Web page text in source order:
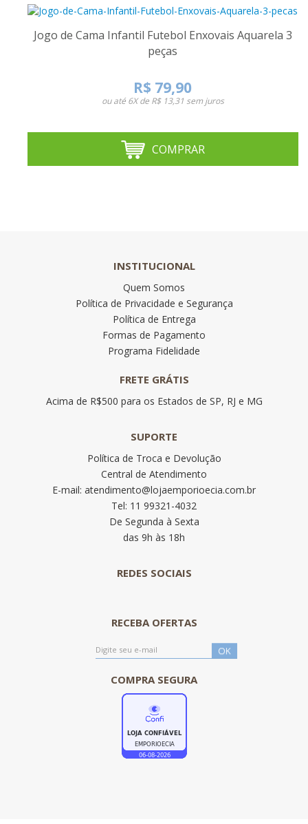
Jogo de Cama Infantil Futebol Enxovais Aquarela 3
peças
R$ 79,90
ou até6X de R$ 13,31 sem juros
COMPRAR
INSTITUCIONAL
Quem Somos
Política de Privacidade e Segurança
Política de Entrega
Formas de Pagamento
Programa Fidelidade
FRETE GRÁTIS
Acima de R$500 para os Estados de SP, RJ e MG
SUPORTE
Política de Troca e Devolução
Central de Atendimento
E-mail: atendimento@lojaemporioecia.com.br
Tel: 11 99321-4032
De Segunda à Sexta
das 9h às 18h
REDES SOCIAIS
RECEBA OFERTAS
COMPRA SEGURA